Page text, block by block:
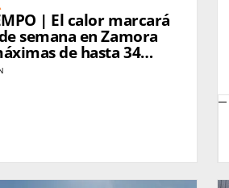
| El calor marcará
semana en Zamora
de hasta 34